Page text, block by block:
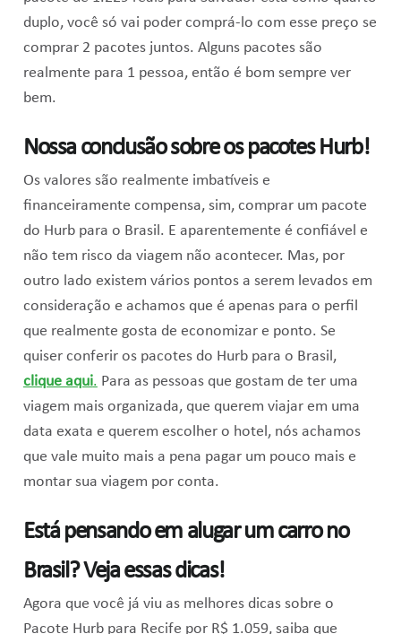
duplo, você só vai poder comprá-lo com esse preço se
comprar 2 pacotes juntos. Alguns pacotes são
realmente para 1 pessoa, então é bom sempre ver
bem.
Nossa conclusão sobre os pacotes Hurb!
Os valores são realmente imbatíveis e
financeiramente compensa, sim, comprar um pacote
do Hurb para o Brasil. E aparentemente é confiável e
não tem risco da viagem não acontecer. Mas, por
outro lado existem vários pontos a serem levados em
consideração e achamos que é apenas para o perfil
que realmente gosta de economizar e ponto. Se
quiser conferir os pacotes do Hurb para o Brasil,
clique aqui. Para as pessoas que gostam de ter uma
viagem mais organizada, que querem viajar em uma
data exata e querem escolher o hotel, nós achamos
que vale muito mais a pena pagar um pouco mais e
montar sua viagem por conta.
Está pensando em alugar um carro no
Brasil? Veja essas dicas!
Agora que você já viu as melhores dicas sobre o
Pacote Hurb para Recife por R$ 1.059, saiba que